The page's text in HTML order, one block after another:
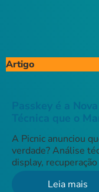
Artigo
Passkey é a
Técnica que o
A Picnic anunciou
verdade? Análise
display,
Leia mais